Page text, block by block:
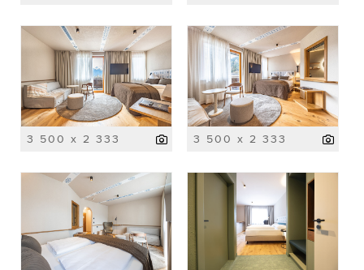
3 500 x 2 333 3 500 x 2 333